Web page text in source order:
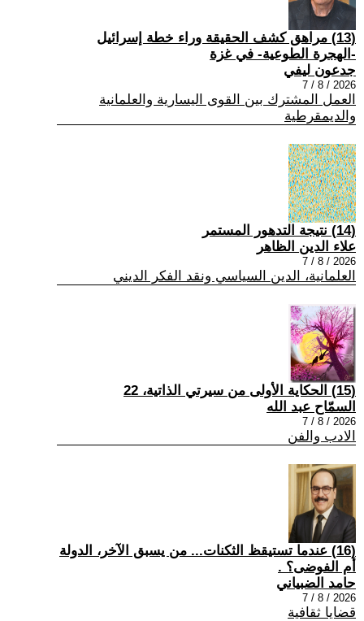
(13) مراهق كشف الحقيقة وراء خطة إسرائيل
-الهجرة الطوعية- في غزة
جدعون ليفي
2026 / 8 / 7
العمل المشترك بين القوى اليسارية والعلمانية
والديمقرطية
(14) نتيجة التدهور المستمر
علاء الدين الظاهر
2026 / 8 / 7
العلمانية، الدين السياسي ونقد الفكر الديني
(15) الحكاية الأولى من سيرتي الذاتية، 22
السمّاح عبد الله
2026 / 8 / 7
الادب والفن
(16) عندما تستيقظ الثكنات... من يسبق الآخر، الدولة
أم الفوضى؟ .
حامد الضبياني
2026 / 8 / 7
قضايا ثقافية